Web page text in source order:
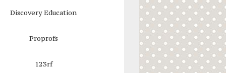
Discovery Education
Proprofs
123rf